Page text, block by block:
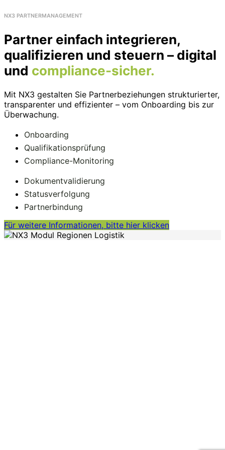
NX3 PARTNERMANAGEMENT
Partner einfach integrieren,
qualifizieren und steuern – digital
und compliance-sicher.
Mit NX3 gestalten Sie Partnerbeziehungen strukturierter,
transparenter und effizienter – vom Onboarding bis zur
Überwachung.
Onboarding
Qualifikationsprüfung
Compliance-Monitoring
Dokumentvalidierung
Statusverfolgung
Partnerbindung
Für weitere Informationen, bitte hier klicken